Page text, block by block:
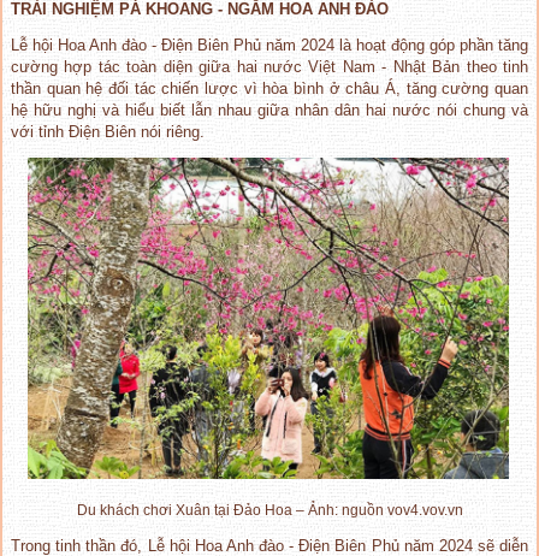
TRẢI NGHIỆM PÁ KHOANG - NGẮM HOA ANH ĐÀO
Lễ hội Hoa Anh đào - Điện Biên Phủ năm 2024 là hoạt động góp phần tăng
cường hợp tác toàn diện giữa hai nước Việt Nam - Nhật Bản theo tinh
thần quan hệ đối tác chiến lược vì hòa bình ở châu Á, tăng cường quan
hệ hữu nghị và hiểu biết lẫn nhau giữa nhân dân hai nước nói chung và
với tỉnh Điện Biên nói riêng.
Du khách chơi Xuân tại Đảo Hoa – Ảnh: nguồn vov4.vov.vn
Trong tinh thần đó, Lễ hội Hoa Anh đào - Điện Biên Phủ năm 2024 sẽ diễn